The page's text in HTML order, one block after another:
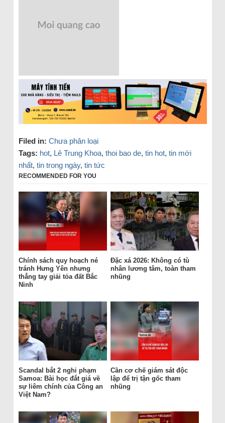
Filed in: Chưa phân loại
Tags: hot, Lê Trung Khoa, thoi bao de, tin hot, tin mới
nhất, tin trong ngày, tin tức
RECOMMENDED FOR YOU
Chính sách quy hoạch né
tránh Hưng Yên nhưng
thẳng tay giải tỏa đất Bắc
Ninh
Đặc xá 2026: Không có tù
nhân lương tâm, toàn tham
nhũng
Scandal bắt 2 nghi phạm
Samoa: Bài học đắt giá về
sự liêm chính của Công an
Việt Nam?
Cần cơ chế giám sát độc
lập để trị tận gốc tham
nhũng